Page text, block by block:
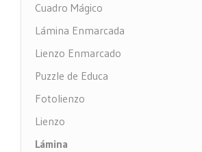
Cuadro Mágico
Lámina Enmarcada
Lienzo Enmarcado
Puzzle de Educa
Fotolienzo
Lienzo
Lámina